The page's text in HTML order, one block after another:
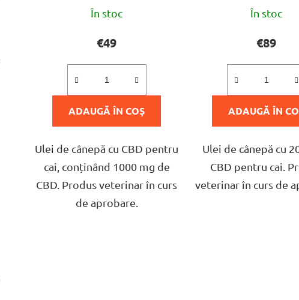
medie
a
este
5,0
din
5
stele.
În stoc
€49
ADAUGĂ ÎN COŞ
Ulei de cânepă cu CBD pentru
cai, conținând 1000 mg de
CBD. Produs veterinar în curs
de aprobare.
medie
a
este
5,0
din
5
stele.
În stoc
€89
ADAUGĂ ÎN
Ulei de cânepă cu
CBD pentru cai.
veterinar în curs de